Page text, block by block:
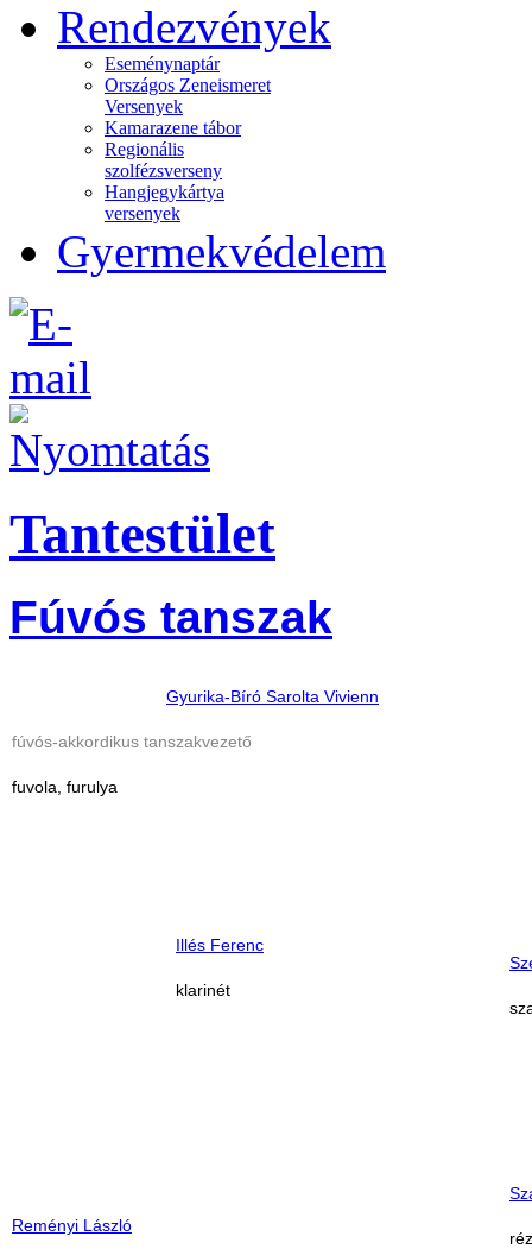
Rendezvények
Eseménynaptár
Országos Zeneismeret
Versenyek
Kamarazene tábor
Regionális
szolfézsverseny
Hangjegykártya
versenyek
Gyermekvédelem
Tantestület
Fúvós tanszak
Gyurika-Bíró Sarolta Vivienn
fúvós-akkordikus tanszakvezető
fuvola, furulya
Illés Ferenc
klarinét
Reményi László